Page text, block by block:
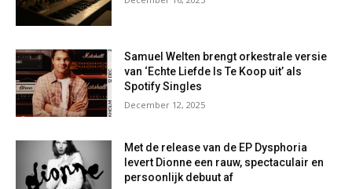
Samuel Welten brengt orkestrale versie
van ‘Echte Liefde Is Te Koop uit’ als
Spotify Singles
December 12, 2025
Met de release van de EP Dysphoria
levert Dionne een rauw, spectaculair en
persoonlijk debuut af